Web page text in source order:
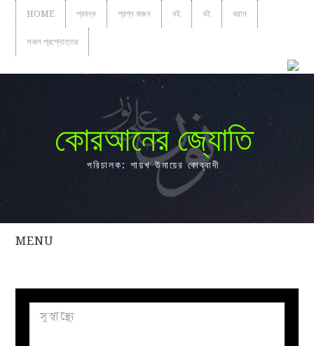
HOME প্রবন্ধ প্রশ্ন করুন বই বই বয়ান
সকল প্রশ্নোত্তর
কোরআনের জ্যোতি
পরিচালক: শায়খ উমায়ের কোব্বাদী
MENU
সকল
প্রবন্ধ
সুস্বাস্থ্যে